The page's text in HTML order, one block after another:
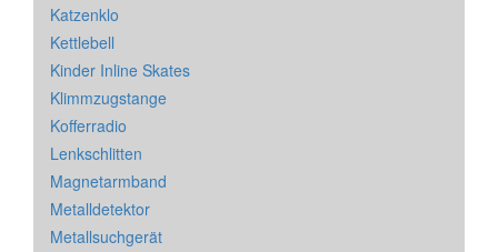
Katzenklo
Kettlebell
Kinder Inline Skates
Klimmzugstange
Kofferradio
Lenkschlitten
Magnetarmband
Metalldetektor
Metallsuchgerät